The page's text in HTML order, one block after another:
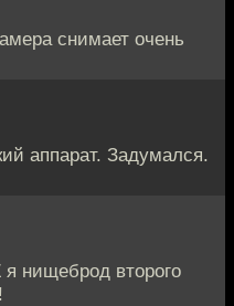
снимает очень
аппарат. Задумался.
нищеброд второго